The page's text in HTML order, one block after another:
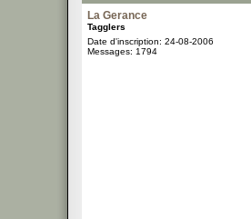
La Gerance
Tagglers
Date d'inscription: 24-08-2006
Messages: 1794